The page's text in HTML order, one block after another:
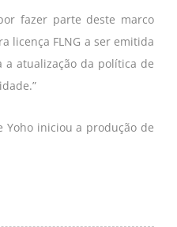
fazer parte deste marco
licença FLNG a ser emitida
atualização da política de
Yoho iniciou a produção de